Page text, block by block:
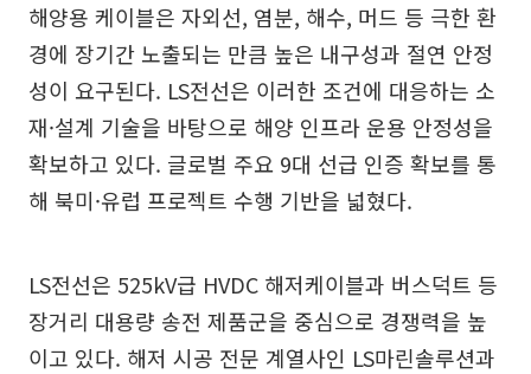
해양용 케이블은 자외선, 염분, 해수, 머드 등 극한 환
경에 장기간 노출되는 만큼 높은 내구성과 절연 안정
성이 요구된다. LS전선은 이러한 조건에 대응하는 소
재·설계 기술을 바탕으로 해양 인프라 운용 안정성을
확보하고 있다. 글로벌 주요 9대 선급 인증 확보를 통
해 북미·유럽 프로젝트 수행 기반을 넓혔다.
LS전선은 525kV급 HVDC 해저케이블과 버스덕트 등
장거리 대용량 송전 제품군을 중심으로 경쟁력을 높
이고 있다. 해저 시공 전문 계열사인 LS마린솔루션과